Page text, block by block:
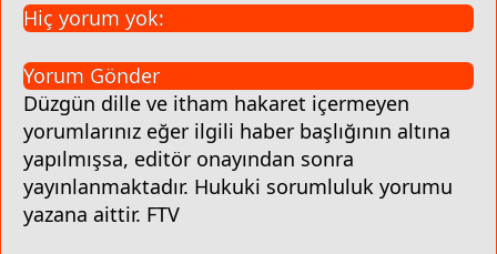
Hiç yorum yok:
Yorum Gönder
Düzgün dille ve itham hakaret içermeyen
yorumlarınız eğer ilgili haber başlığının altına
yapılmışsa, editör onayından sonra
yayınlanmaktadır. Hukuki sorumluluk yorumu
yazana aittir. FTV